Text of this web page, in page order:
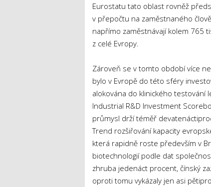
Eurostatu tato oblast rovněž
v přepočtu na zaměstnaného
napřímo zaměstnávají kolem 765
z celé Evropy.
Zároveň se v tomto období více
bylo v Evropě do této sféry
alokována do klinického testování
Industrial R&D Investment
průmysl drží téměř
Trend rozšiřování kapacity
která rapidně roste především v
biotechnologií podle dat
zhruba jedenáct procent, čínský
oproti tomu vykázaly jen asi